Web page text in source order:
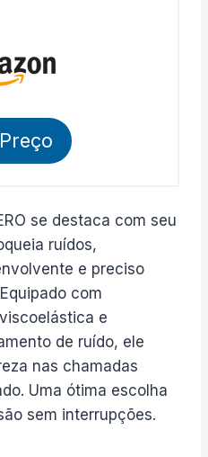
se destaca com seu
ruídos,
e preciso
com
e
de ruído, ele
nas chamadas
Uma ótima escolha
sem interrupções.